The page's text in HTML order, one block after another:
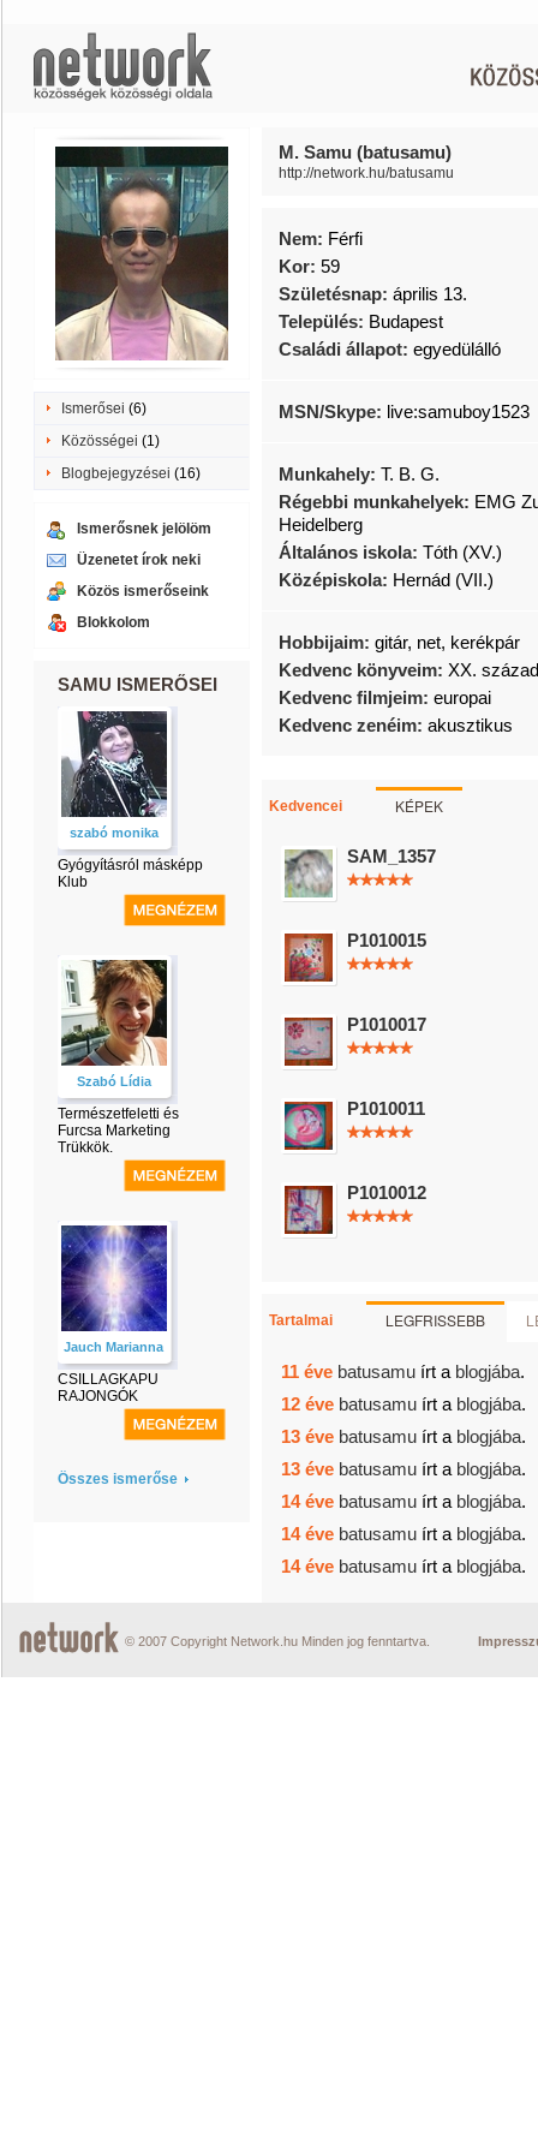
Ismerősei (6)
Közösségei (1)
Blogbejegyzései (16)
Ismerősnek jelölöm
Üzenetet írok neki
Közös ismerőseink
Blokkolom
SAMU ISMERŐSEI
szabó monika
Gyógyításról másképp
Klub
Szabó Lídia
Természetfeletti és
Furcsa Marketing
Trükkök.
Jauch Marianna
CSILLAGKAPU
RAJONGÓK
Összes ismerőse
M. Samu (batusamu)
http://network.hu/batusamu
Nem: Férfi
Kor: 59
Születésnap: április 13.
Település: Budapest
Családi állapot: egyedülálló
MSN/Skype: live:samuboy1523
Munkahely: T. B. G.
Régebbi munkahelyek: EMG
Heidelberg
Általános iskola: Tóth (XV.)
Középiskola: Hernád (VII.)
Hobbijaim: gitár, net, kerékpár
Kedvenc könyveim: XX. század
Kedvenc filmjeim: europai
Kedvenc zenéim: akusztikus
Kedvencei KÉPEK
SAM_1357
P1010015
P1010017
P1010011
P1010012
Tartalmai LEGFRISSEBB
11 éve batusamu írt a blogjába.
12 éve batusamu írt a blogjába.
13 éve batusamu írt a blogjába.
13 éve batusamu írt a blogjába.
14 éve batusamu írt a blogjába.
14 éve batusamu írt a blogjába.
14 éve batusamu írt a blogjába.
© 2007 Copyright Network.hu Minden jog fenntartva.